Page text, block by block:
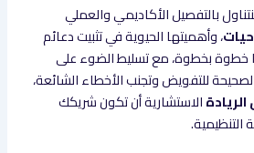
بالتفصيل الأكاديمي والعملي
، وأهميتها الحيوية في تثبيت دعائم
خطوة بخطوة، مع تسليط الضوء على
الصحيحة للتفويض وتجنب الأخطاء الشائعة،
الاستشارية أن تكون شريكك
التنظيمية.